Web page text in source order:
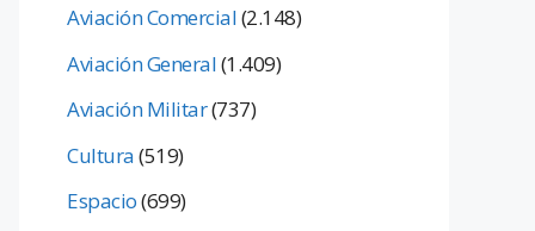
Aviación Comercial(2.148)
Aviación General(1.409)
Aviación Militar(737)
Cultura(519)
Espacio(699)